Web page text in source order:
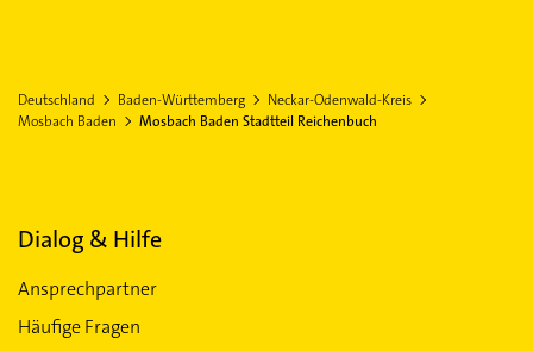
Deutschland Baden-Württemberg
Neckar-Odenwald-Kreis
Mosbach Baden
Mosbach Baden Stadtteil Reichenbuch
Dialog & Hilfe
Ansprechpartner
Häufige Fragen